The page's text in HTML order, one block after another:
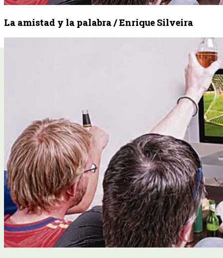
La amistad y la palabra / Enrique Silveira